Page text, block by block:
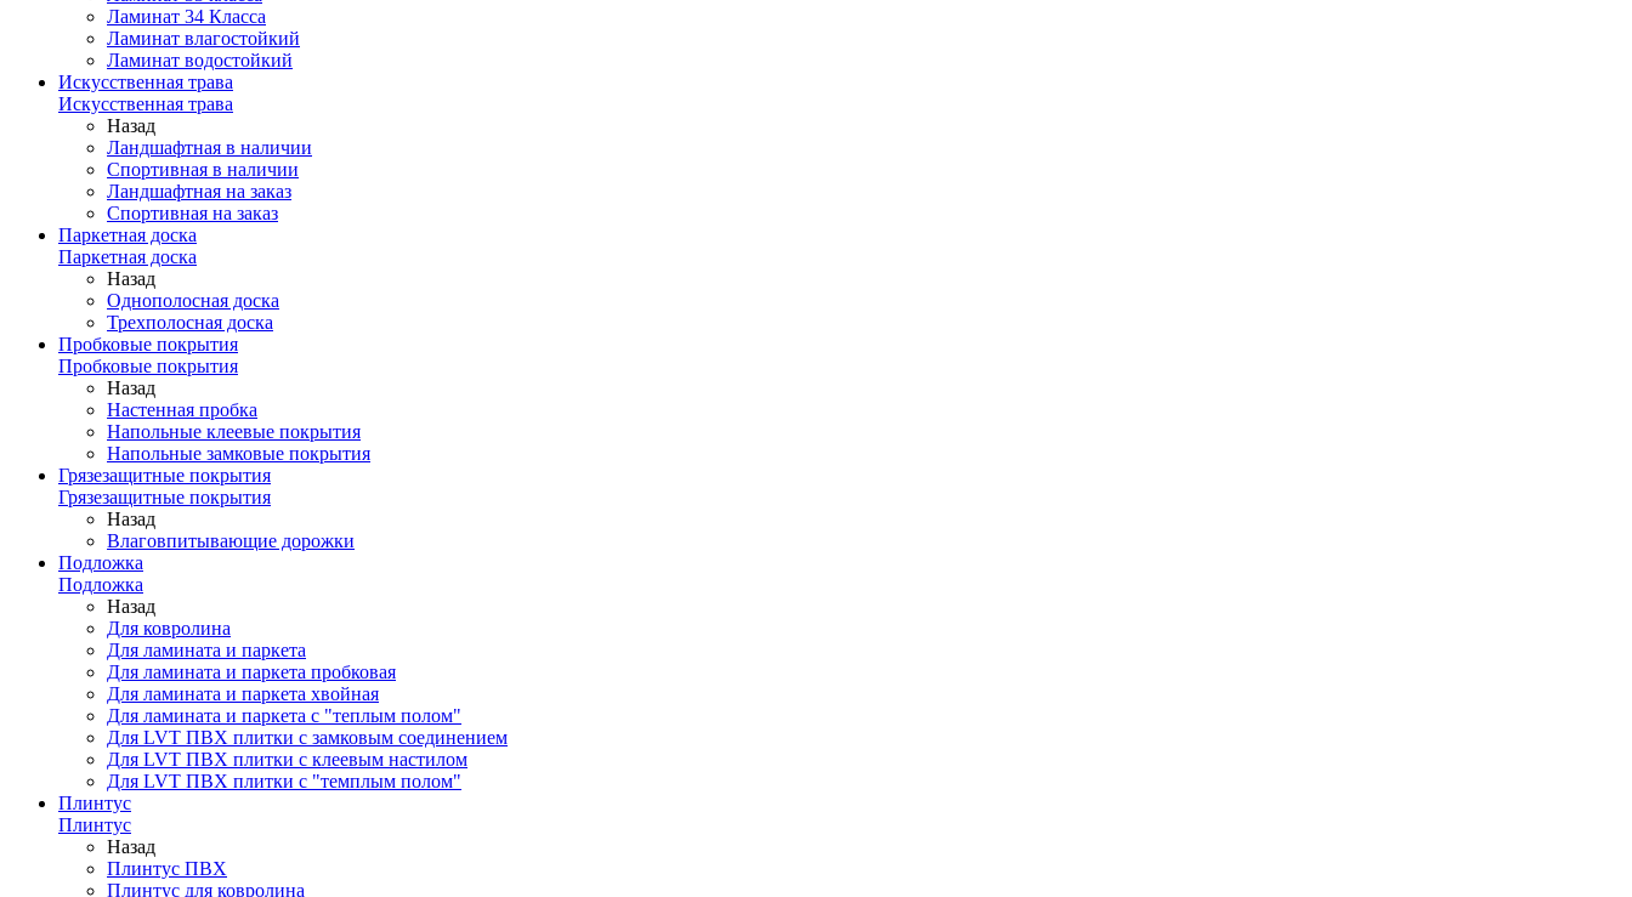
Ламинат 34 Класса
Ламинат влагостойкий
Ламинат водостойкий
Искусственная трава
Искусственная трава
Назад
Ландшафтная в наличии
Спортивная в наличии
Ландшафтная на заказ
Спортивная на заказ
Паркетная доска
Паркетная доска
Назад
Однополосная доска
Трехполосная доска
Пробковые покрытия
Пробковые покрытия
Назад
Настенная пробка
Напольные клеевые покрытия
Напольные замковые покрытия
Грязезащитные покрытия
Грязезащитные покрытия
Назад
Влаговпитывающие дорожки
Подложка
Подложка
Назад
Для ковролина
Для ламината и паркета
Для ламината и паркета пробковая
Для ламината и паркета хвойная
Для ламината и паркета с "теплым полом"
Для LVT ПВХ плитки с замковым соединением
Для LVT ПВХ плитки с клеевым настилом
Для LVT ПВХ плитки с "темплым полом"
Плинтус
Плинтус
Назад
Плинтус ПВХ
Плинтус для ковролина